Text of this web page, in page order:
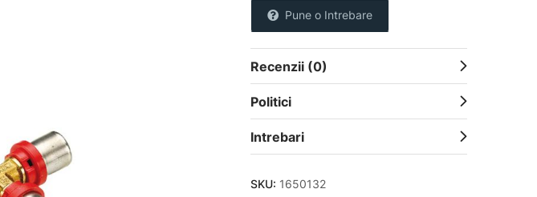
Pune o Intrebare
Recenzii (0)
Politici
Intrebari
SKU: 1650132